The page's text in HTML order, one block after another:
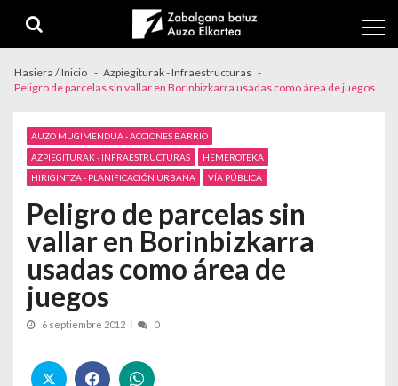
Hasiera / Inicio
Azpiegiturak - Infraestructuras
Peligro de parcelas sin vallar en Borinbizkarra usadas como área de juegos
AUZO MUGIMENDUA - ACCIONES BARRIO
AZPIEGITURAK - INFRAESTRUCTURAS
HEMEROTEKA
HIRIGINTZA - PLANIFICACIÓN URBANA
VÍA PÚBLICA
Peligro de parcelas sin
vallar en Borinbizkarra
usadas como área de
juegos
6 septiembre 2012 0